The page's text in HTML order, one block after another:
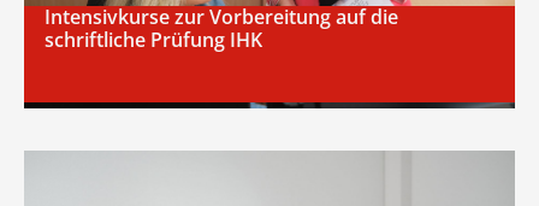
Intensivkurse zur Vorbereitung auf die
schriftliche Prüfung IHK